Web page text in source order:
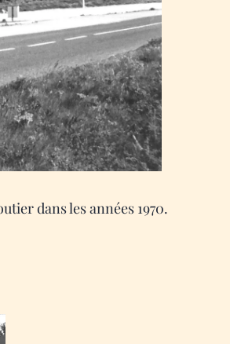
dans les années 1970.